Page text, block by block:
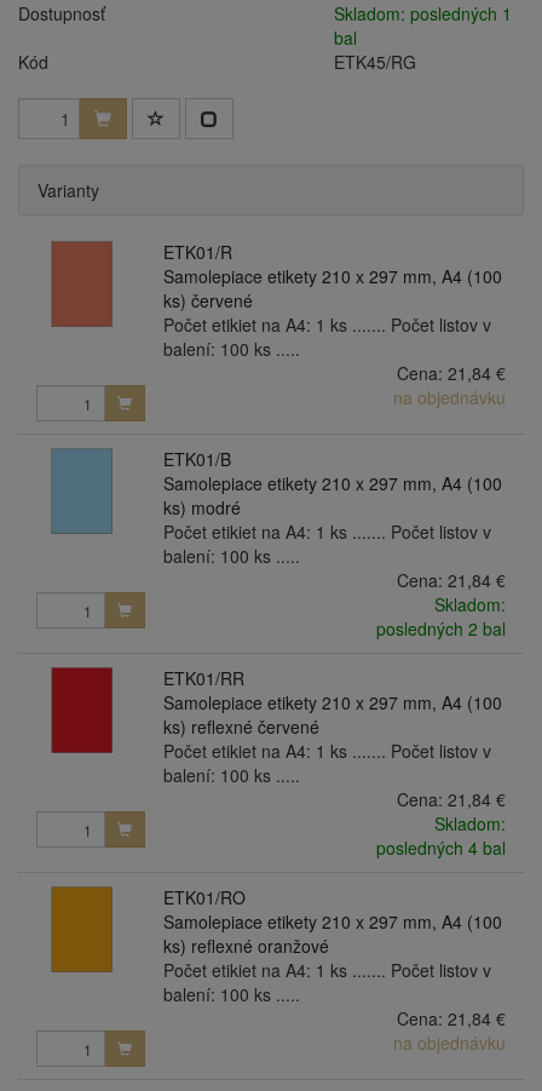
Dostupnosť
Skladom: posledných 1
bal
Kód
ETK45/RG
Varianty
ETK01/R
Samolepiace etikety 210 x 297 mm, A4 (100
ks) červené
Počet etikiet na A4: 1 ks ....... Počet listov v
balení: 100 ks .....
Cena: 21,84 €
na objednávku
ETK01/B
Samolepiace etikety 210 x 297 mm, A4 (100
ks) modré
Počet etikiet na A4: 1 ks ....... Počet listov v
balení: 100 ks .....
Cena: 21,84 €
Skladom:
posledných 2 bal
ETK01/RR
Samolepiace etikety 210 x 297 mm, A4 (100
ks) reflexné červené
Počet etikiet na A4: 1 ks ....... Počet listov v
balení: 100 ks .....
Cena: 21,84 €
Skladom:
posledných 4 bal
ETK01/RO
Samolepiace etikety 210 x 297 mm, A4 (100
ks) reflexné oranžové
Počet etikiet na A4: 1 ks ....... Počet listov v
balení: 100 ks .....
Cena: 21,84 €
na objednávku